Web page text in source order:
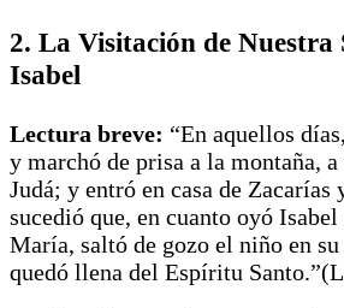
2. La Visitación de Nuestra
Isabel
Lectura breve: “En aquellos
y marchó de prisa a la montaña,
Judá; y entró en casa de Zacarías
sucedió que, en cuanto oyó
María, saltó de gozo el niño en su
quedó llena del Espíritu